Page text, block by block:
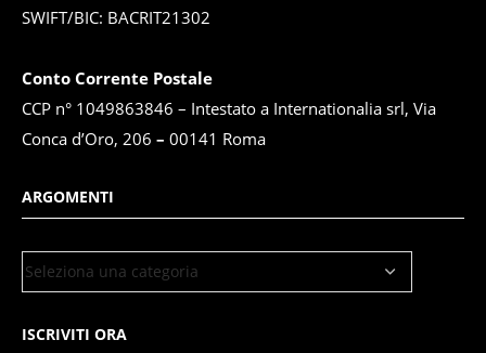
SWIFT/BIC: BACRIT21302
Conto Corrente Postale
CCP n° 1049863846 – Intestato a Internationalia srl, Via
Conca d’Oro, 206 – 00141 Roma
ARGOMENTI
ISCRIVITI ORA